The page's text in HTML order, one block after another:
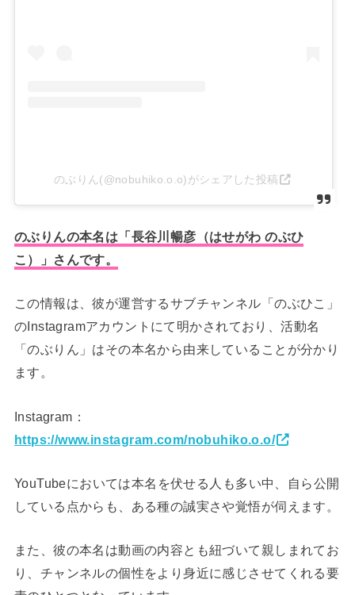
のぶりん(@nobuhiko.o.o)がシェアした投稿
のぶりんの本名は「長谷川暢彦（はせがわ のぶひ
こ）」さんです。
この情報は、彼が運営するサブチャンネル「のぶひこ」
のInstagramアカウントにて明かされており、活動名
「のぶりん」はその本名から由来していることが分かり
ます。
Instagram：
https://www.instagram.com/nobuhiko.o.o/
YouTubeにおいては本名を伏せる人も多い中、自ら公開
している点からも、ある種の誠実さや覚悟が伺えます。
また、彼の本名は動画の内容とも紐づいて親しまれてお
り、チャンネルの個性をより身近に感じさせてくれる要